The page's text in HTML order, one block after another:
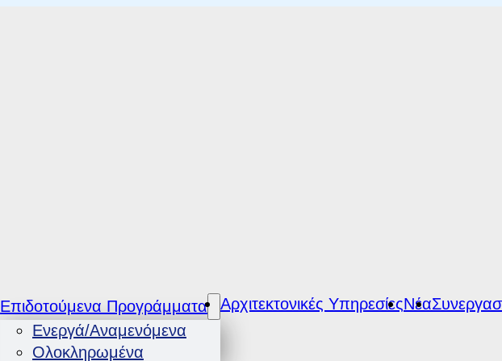
Επιδοτούμενα Προγράμματα
Ενεργά/Αναμενόμενα
Ολοκληρωμένα
Αρχιτεκτονικές ΥπηρεσίεςΝέα